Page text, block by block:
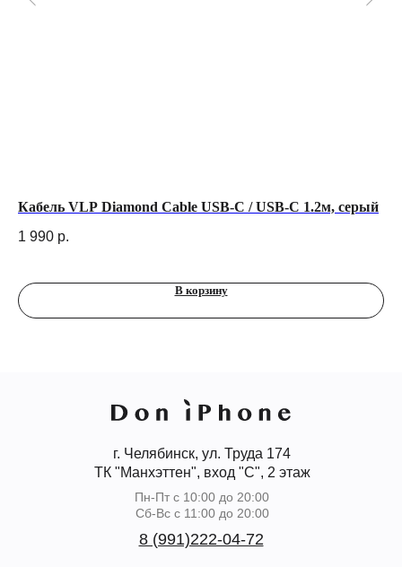
Кабель VLP Diamond Cable USB-С / USB-С 1.2м, серый
1 990 р.
В корзину
г. Челябинск, ул. Труда 174
ТК "Манхэттен", вход "С", 2 этаж
Пн-Пт с 10:00 до 20:00
Сб-Вс с 11:00 до 20:00
8 (991)222-04-72